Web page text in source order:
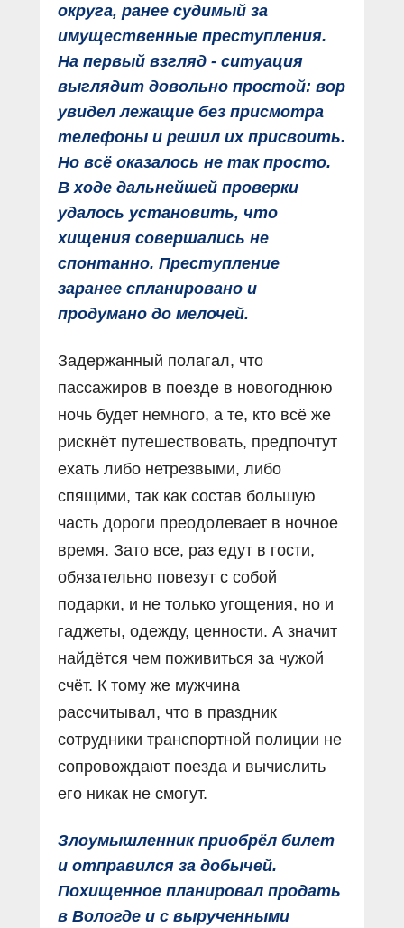
округа, ранее судимый за
имущественные преступления.
На первый взгляд - ситуация
выглядит довольно простой: вор
увидел лежащие без присмотра
телефоны и решил их присвоить.
Но всё оказалось не так просто.
В ходе дальнейшей проверки
удалось установить, что
хищения совершались не
спонтанно. Преступление
заранее спланировано и
продумано до мелочей.
Задержанный полагал, что
пассажиров в поезде в новогоднюю
ночь будет немного, а те, кто всё же
рискнёт путешествовать, предпочтут
ехать либо нетрезвыми, либо
спящими, так как состав большую
часть дороги преодолевает в ночное
время. Зато все, раз едут в гости,
обязательно повезут с собой
подарки, и не только угощения, но и
гаджеты, одежду, ценности. А значит
найдётся чем поживиться за чужой
счёт. К тому же мужчина
рассчитывал, что в праздник
сотрудники транспортной полиции не
сопровождают поезда и вычислить
его никак не смогут.
Злоумышленник приобрёл билет
и отправился за добычей.
Похищенное планировал продать
в Вологде и с вырученными